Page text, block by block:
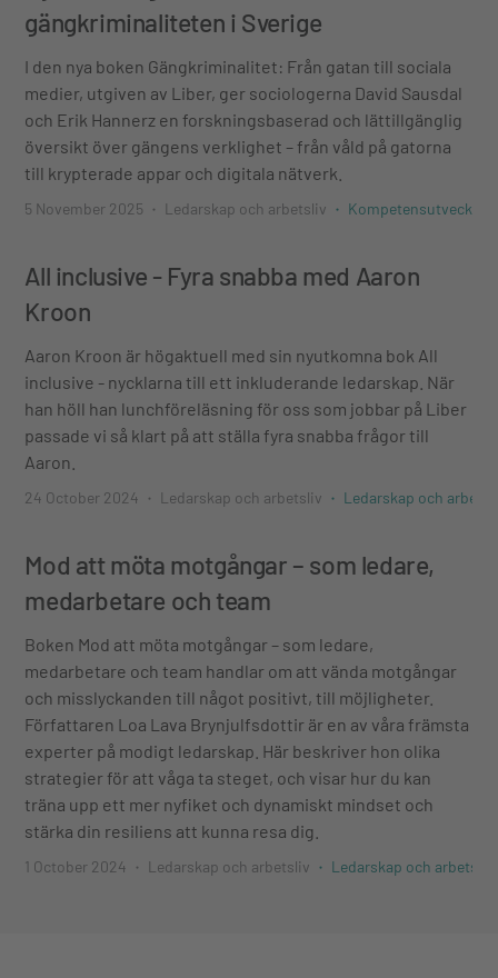
gängkriminaliteten i Sverige
I den nya boken Gängkriminalitet: Från gatan till sociala
medier, utgiven av Liber, ger sociologerna David Sausdal
och Erik Hannerz en forskningsbaserad och lättillgänglig
översikt över gängens verklighet – från våld på gatorna
till krypterade appar och digitala nätverk.
5 November 2025 Ledarskap och arbetsliv Kompetensutveckling
All inclusive - Fyra snabba med Aaron
Kroon
Aaron Kroon är högaktuell med sin nyutkomna bok All
inclusive - nycklarna till ett inkluderande ledarskap. När
han höll han lunchföreläsning för oss som jobbar på Liber
passade vi så klart på att ställa fyra snabba frågor till
Aaron.
24 October 2024 Ledarskap och arbetsliv Ledarskap och
Mod att möta motgångar – som ledare,
medarbetare och team
Boken Mod att möta motgångar – som ledare,
medarbetare och team handlar om att vända motgångar
och misslyckanden till något positivt, till möjligheter.
Författaren Loa Lava Brynjulfsdottir är en av våra främsta
experter på modigt ledarskap. Här beskriver hon olika
strategier för att våga ta steget, och visar hur du kan
träna upp ett mer nyfiket och dynamiskt mindset och
stärka din resiliens att kunna resa dig.
1 October 2024 Ledarskap och arbetsliv Ledarskap och arbetsliv